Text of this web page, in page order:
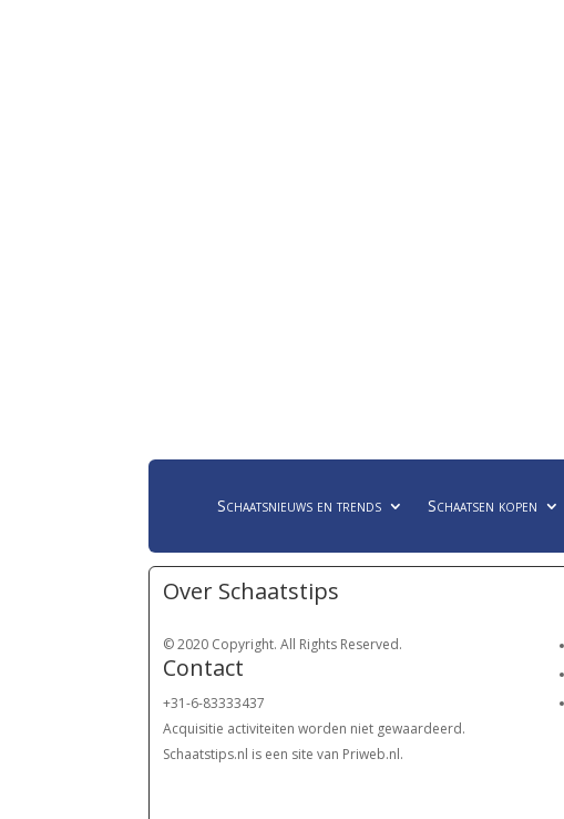
Schaatsnieuws en trends Schaatsen kopen
Over Schaatstips
© 2020 Copyright. All Rights Reserved.
Contact
+31-6-83333437
Acquisitie activiteiten worden niet gewaardeerd.
Schaatstips.nl is een site van Priweb.nl.